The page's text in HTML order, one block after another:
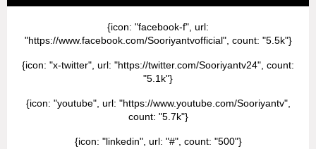
{icon: "facebook-f", url:
"https://www.facebook.com/Sooriyantvofficial", count: "5.5k"}
{icon: "x-twitter", url: "https://twitter.com/Sooriyantv24", count:
"5.1k"}
{icon: "youtube", url: "https://www.youtube.com/Sooriyantv",
count: "5.7k"}
{icon: "linkedin", url: "#", count: "500"}